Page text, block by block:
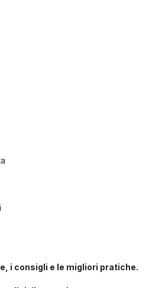
i consigli e le migliori pratiche.